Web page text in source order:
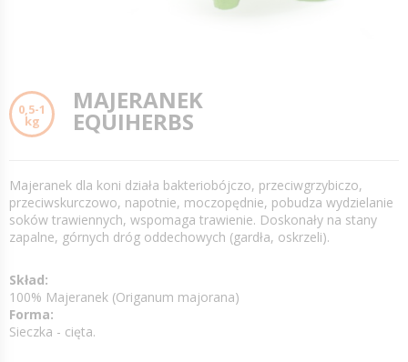
0,5-1
kg
MAJERANEK
EQUIHERBS
Majeranek dla koni działa bakteriobójczo, przeciwgrzybiczo,
przeciwskurczowo, napotnie, moczopędnie, pobudza wydzielanie
soków trawiennych, wspomaga trawienie. Doskonały na stany
zapalne, górnych dróg oddechowych (gardła, oskrzeli).
Skład:
100% Majeranek (Origanum majorana)
Forma:
Sieczka - cięta.